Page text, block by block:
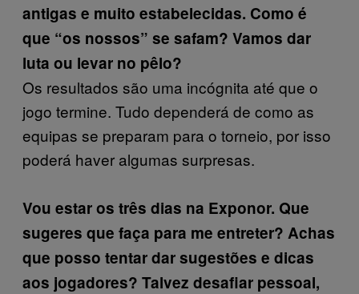
antigas e muito estabelecidas. Como é
que “os nossos” se safam? Vamos dar
luta ou levar no pêlo?
Os resultados são uma incógnita até que o
jogo termine. Tudo dependerá de como as
equipas se preparam para o torneio, por isso
poderá haver algumas surpresas.
Vou estar os três dias na Exponor. Que
sugeres que faça para me entreter? Achas
que posso tentar dar sugestões e dicas
aos jogadores? Talvez desafiar pessoal,